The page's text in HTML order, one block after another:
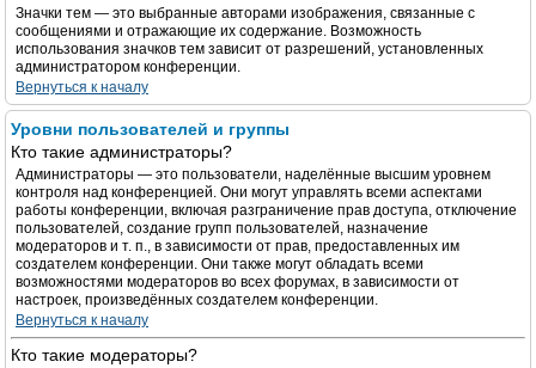
Значки тем — это выбранные авторами изображения, связанные с
сообщениями и отражающие их содержание. Возможность
использования значков тем зависит от разрешений, установленных
администратором конференции.
Вернуться к началу
Уровни пользователей и группы
Кто такие администраторы?
Администраторы — это пользователи, наделённые высшим уровнем
контроля над конференцией. Они могут управлять всеми аспектами
работы конференции, включая разграничение прав доступа, отключение
пользователей, создание групп пользователей, назначение
модераторов и т. п., в зависимости от прав, предоставленных им
создателем конференции. Они также могут обладать всеми
возможностями модераторов во всех форумах, в зависимости от
настроек, произведённых создателем конференции.
Вернуться к началу
Кто такие модераторы?